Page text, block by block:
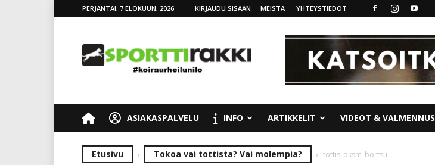
PERJANTAI, 7 ELOKUUN, 2026 KIRJAUDU SISÄÄN MEISTÄ YHTEYSTIEDOT
ASIAKASPALVELU INFO ARTIKKELIT VIDEOT & VALMENNUS
Etusivu Tokoa vai tottista? Vai molempia? tottis_pksm_bortsu